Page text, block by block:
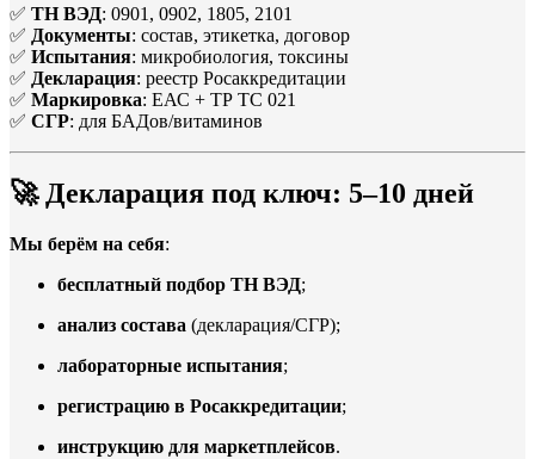
✅ ТН ВЭД: 0901, 0902, 1805, 2101
✅ Документы: состав, этикетка, договор
✅ Испытания: микробиология, токсины
✅ Декларация: реестр Росаккредитации
✅ Маркировка: ЕАС + ТР ТС 021
✅ СГР: для БАДов/витаминов
🚀 Декларация под ключ: 5–10 дней
Мы берём на себя:
бесплатный подбор ТН ВЭД;
анализ состава (декларация/СГР);
лабораторные испытания;
регистрацию в Росаккредитации;
инструкцию для маркетплейсов.